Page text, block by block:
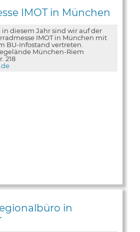
IMOT in München
in diesem Jahr sind wir auf der
IMOT in München mit
BU-Infostand vertreten.
München-Riem
218
in